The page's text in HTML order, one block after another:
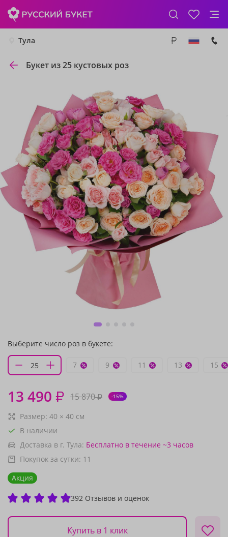
Тула
Букет из 25 кустовых роз
Выберите число роз в букете:
7 9 11 13 15
13 490 ₽ 15 870₽ -15%
Размер: 40 × 40 см
В наличии
Доставка в г. Тула: Бесплатно в течение ~3 часов
Покупок за сутки: 11
Акция
392 Отзывов и оценок
Купить в 1 клик